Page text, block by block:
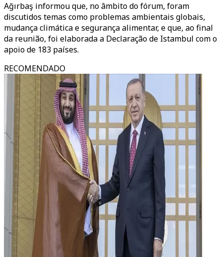
Ağırbaş informou que, no âmbito do fórum, foram
discutidos temas como problemas ambientais globais,
mudança climática e segurança alimentar, e que, ao final
da reunião, foi elaborada a Declaração de Istambul com o
apoio de 183 países.
RECOMENDADO